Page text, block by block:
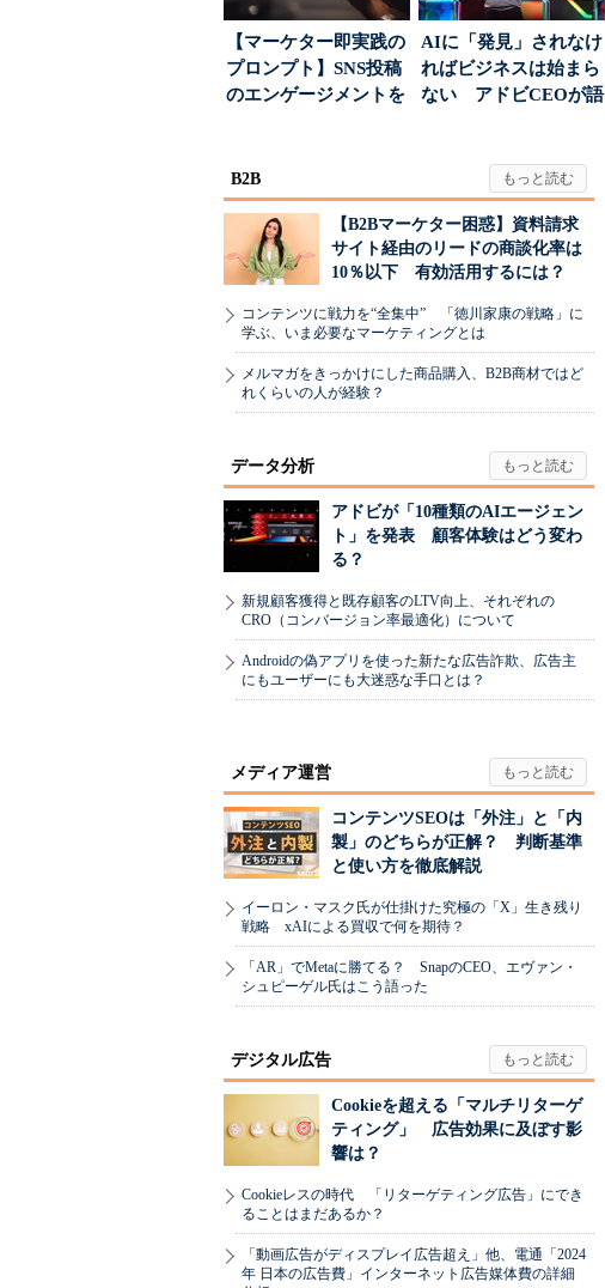
【マーケター即実践の
プロンプト】SNS投稿
のエンゲージメントを
AIに「発見」されなけ
ればビジネスは始まら
ない アドビCEOが語
B2B
【B2Bマーケター困惑】資料請求
サイト経由のリードの商談化率は
10％以下 有効活用するには？
コンテンツに戦力を“全集中” 「徳川家康の戦略」に
学ぶ、いま必要なマーケティングとは
メルマガをきっかけにした商品購入、B2B商材ではど
れくらいの人が経験？
データ分析
アドビが「10種類のAIエージェン
ト」を発表 顧客体験はどう変わ
る？
新規顧客獲得と既存顧客のLTV向上、それぞれの
CRO（コンバージョン率最適化）について
Androidの偽アプリを使った新たな広告詐欺、広告主
にもユーザーにも大迷惑な手口とは？
メディア運営
コンテンツSEOは「外注」と「内
製」のどちらが正解？ 判断基準
と使い方を徹底解説
イーロン・マスク氏が仕掛けた究極の「X」生き残り
戦略 xAIによる買収で何を期待？
「AR」でMetaに勝てる？ SnapのCEO、エヴァン・
シュピーゲル氏はこう語った
デジタル広告
Cookieを超える「マルチリターゲ
ティング」 広告効果に及ぼす影
響は？
Cookieレスの時代 「リターゲティング広告」にでき
ることはまだあるか？
「動画広告がディスプレイ広告超え」他、電通「2024
年 日本の広告費」インターネット広告媒体費の詳細